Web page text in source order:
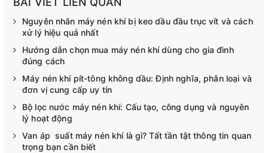
Nguyên nhân máy nén khí bị keo dầu đầu trục vít và cách
xử lý hiệu quả nhất
Hướng dẫn chọn mua máy nén khí dùng cho gia đình
đúng cách
Máy nén khí pít-tông không dầu: Định nghĩa, phân loại và
đơn vị cung cấp uy tín
Bộ lọc nước máy nén khí: Cấu tạo, công dụng và nguyên
lý hoạt động
Van áp suất máy nén khí là gì? Tất tần tật thông tin quan
trọng bạn cần biết